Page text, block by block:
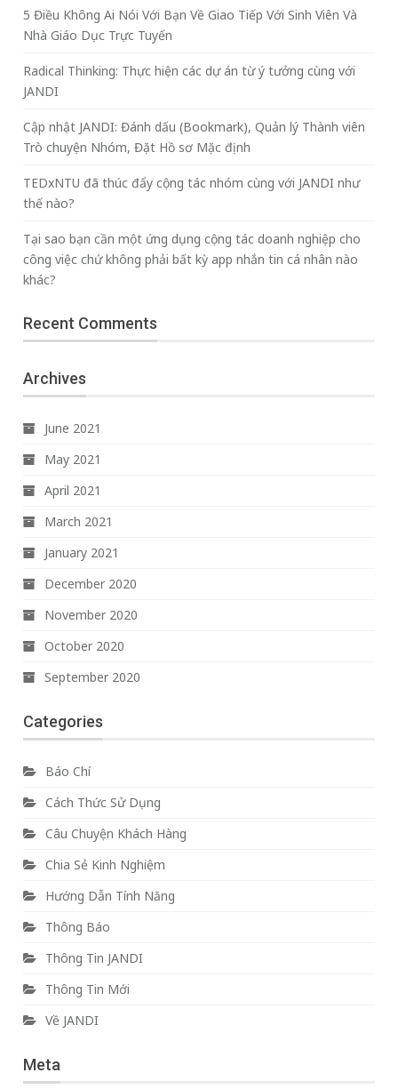
5 Điều Không Ai Nói Với Bạn Về Giao Tiếp Với Sinh Viên Và
Nhà Giáo Dục Trực Tuyến
Radical Thinking: Thực hiện các dự án từ ý tưởng cùng với
JANDI
Cập nhật JANDI: Đánh dấu (Bookmark), Quản lý Thành viên
Trò chuyện Nhóm, Đặt Hồ sơ Mặc định
TEDxNTU đã thúc đẩy cộng tác nhóm cùng với JANDI như
thế nào?
Tại sao bạn cần một ứng dụng cộng tác doanh nghiệp cho
công việc chứ không phải bất kỳ app nhắn tin cá nhân nào
khác?
Recent Comments
Archives
June 2021
May 2021
April 2021
March 2021
January 2021
December 2020
November 2020
October 2020
September 2020
Categories
Báo Chí
Cách Thức Sử Dụng
Câu Chuyện Khách Hàng
Chia Sẻ Kinh Nghiệm
Hướng Dẫn Tính Năng
Thông Báo
Thông Tin JANDI
Thông Tin Mới
Về JANDI
Meta